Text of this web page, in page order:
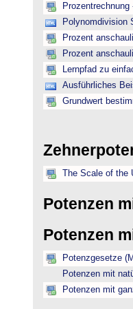
Polynomdivision
Prozent
Prozent
Lernpfad zu
Ausführliches
Grundwert
The Scale of the
Potenzen
Potenzen
Potenzgesetze
Potenzen mit
Potenzen mit